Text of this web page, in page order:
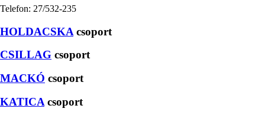
Telefon: 27/532-235
HOLDACSKA csoport
CSILLAG csoport
MACKÓ csoport
KATICA csoport